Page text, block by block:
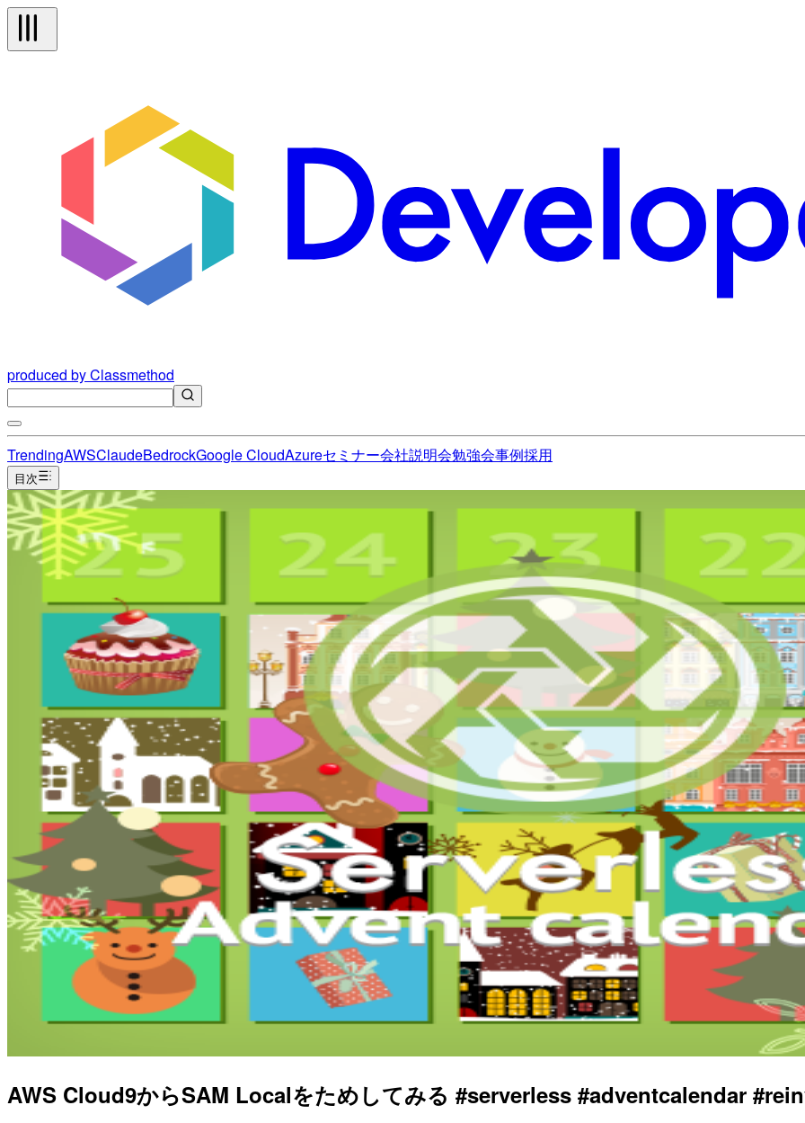
produced by Classmethod
TrendingAWSClaudeBedrockGoogle CloudAzureセミナー会社説明会勉強会事例採用
目次
AWS Cloud9からSAM Localをためしてみる #serverless #adventcalendar